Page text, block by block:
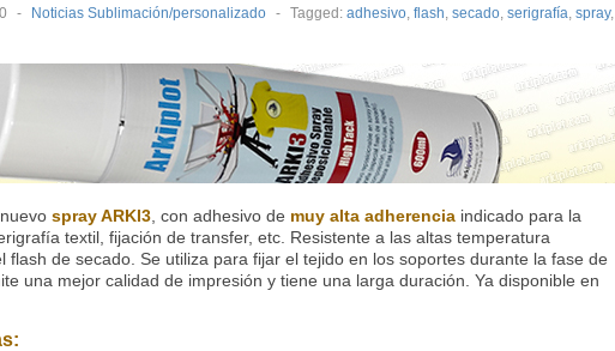
- Noticias Sublimación/personalizado - Tagged: adhesivo, flash, secado, serigrafía, spray,
spray ARKI3 , con adhesivo de muy alta adherencia indicado para la
textil, fijación de transfer, etc. Resistente a las altas temperatura
flash de secado. Se utiliza para fijar el tejido en los soportes durante la fase de
una mejor calidad de impresión y tiene una larga duración. Ya disponible en